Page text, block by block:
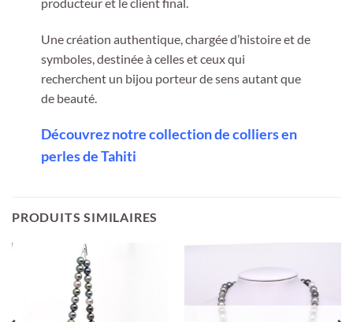
Une création authentique, chargée d’histoire et de
symboles, destinée à celles et ceux qui
recherchent un bijou porteur de sens autant que
de beauté.
Découvrez notre collection de colliers en
perles de Tahiti
PRODUITS SIMILAIRES